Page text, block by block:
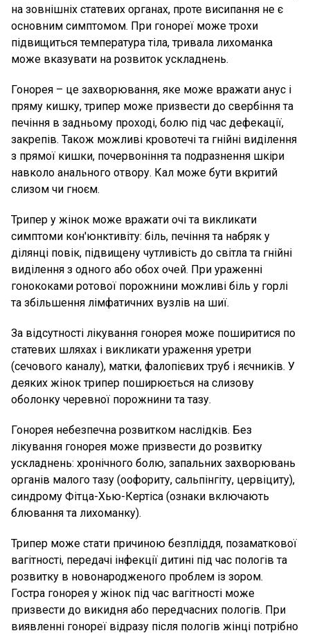
на зовнішніх статевих органах, проте висипання не є
основним симптомом. При гонореї може трохи
підвищиться температура тіла, тривала лихоманка
може вказувати на розвиток ускладнень.
Гонорея – це захворювання, яке може вражати анус і
пряму кишку, трипер може призвести до свербіння та
печіння в задньому проході, болю під час дефекації,
закрепів. Також можливі кровотечі та гнійні виділення
з прямої кишки, почервоніння та подразнення шкіри
навколо анального отвору. Кал може бути вкритий
слизом чи гноєм.
Трипер у жінок може вражати очі та викликати
симптоми кон'юнктивіту: біль, печіння та набряк у
ділянці повік, підвищену чутливість до світла та гнійні
виділення з одного або обох очей. При ураженні
гонококами ротової порожнини можливі біль у горлі
та збільшення лімфатичних вузлів на шиї.
За відсутності лікування гонорея може поширитися по
статевих шляхах і викликати ураження уретри
(сечового каналу), матки, фалопієвих труб і яєчників. У
деяких жінок трипер поширюється на слизову
оболонку черевної порожнини та тазу.
Гонорея небезпечна розвитком наслідків. Без
лікування гонорея може призвести до розвитку
ускладнень: хронічного болю, запальних захворювань
органів малого тазу (оофориту, сальпінгіту, цервіциту),
синдрому Фітца-Хью-Кертіса (ознаки включають
блювання та лихоманку).
Трипер може стати причиною безпліддя, позаматкової
вагітності, передачі інфекції дитині під час пологів та
розвитку в новонародженого проблем із зором.
Гостра гонорея у жінок під час вагітності може
призвести до викидня або передчасних пологів. При
виявленні гонореї відразу після пологів жінці потрібно